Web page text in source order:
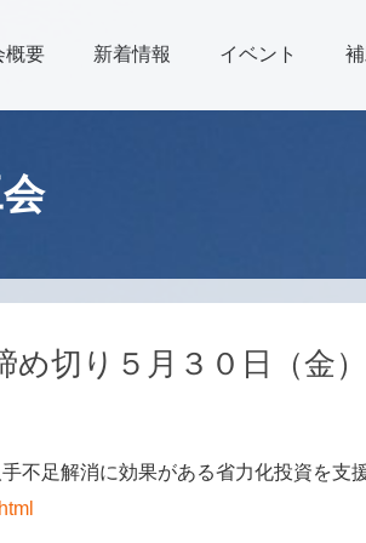
概要 新着情報 イベント
め切り５月３０日（金
足解消に効果がある省力化投資を支